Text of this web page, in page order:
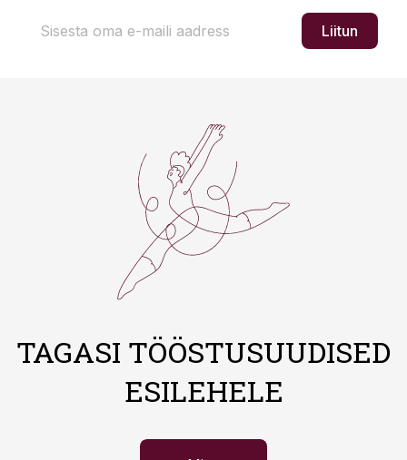
Liitun
TAGASI TÖÖSTUSUUDISED
ESILEHELE